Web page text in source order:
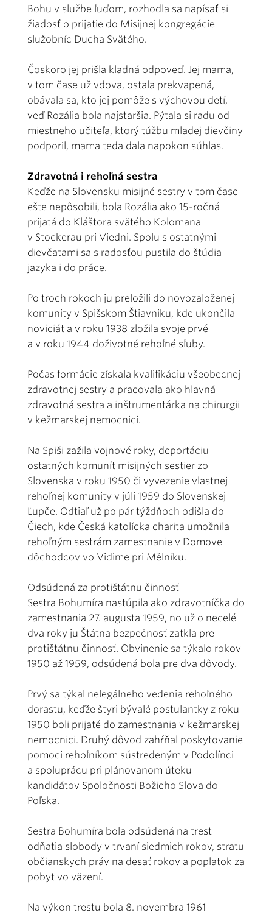
Bohu v službe ľuďom, rozhodla sa napísať si
žiadosť o prijatie do Misijnej kongregácie
služobníc Ducha Svätého.
Čoskoro jej prišla kladná odpoveď. Jej mama,
v tom čase už vdova, ostala prekvapená,
obávala sa, kto jej pomôže s výchovou detí,
veď Rozália bola najstaršia. Pýtala si radu od
miestneho učiteľa, ktorý túžbu mladej dievčiny
podporil, mama teda dala napokon súhlas.
Zdravotná i rehoľná sestra
Keďže na Slovensku misijné sestry v tom čase
ešte nepôsobili, bola Rozália ako 15-ročná
prijatá do Kláštora svätého Kolomana
v Stockerau pri Viedni. Spolu s ostatnými
dievčatami sa s radosťou pustila do štúdia
jazyka i do práce.
Po troch rokoch ju preložili do novozaloženej
komunity v Spišskom Štiavniku, kde ukončila
noviciát a v roku 1938 zložila svoje prvé
a v roku 1944 doživotné rehoľné sľuby.
Počas formácie získala kvalifikáciu všeobecnej
zdravotnej sestry a pracovala ako hlavná
zdravotná sestra a inštrumentárka na chirurgii
v kežmarskej nemocnici.
Na Spiši zažila vojnové roky, deportáciu
ostatných komunít misijných sestier zo
Slovenska v roku 1950 či vyvezenie vlastnej
rehoľnej komunity v júli 1959 do Slovenskej
Ľupče. Odtiaľ už po pár týždňoch odišla do
Čiech, kde Česká katolícka charita umožnila
rehoľným sestrám zamestnanie v Domove
dôchodcov vo Vidime pri Mělníku.
Odsúdená za protištátnu činnosť
Sestra Bohumíra nastúpila ako zdravotníčka do
zamestnania 27. augusta 1959, no už o necelé
dva roky ju Štátna bezpečnosť zatkla pre
protištátnu činnosť. Obvinenie sa týkalo rokov
1950 až 1959, odsúdená bola pre dva dôvody.
Prvý sa týkal nelegálneho vedenia rehoľného
dorastu, keďže štyri bývalé postulantky z roku
1950 boli prijaté do zamestnania v kežmarskej
nemocnici. Druhý dôvod zahŕňal poskytovanie
pomoci rehoľníkom sústredeným v Podolínci
a spoluprácu pri plánovanom úteku
kandidátov Spoločnosti Božieho Slova do
Poľska.
Sestra Bohumíra bola odsúdená na trest
odňatia slobody v trvaní siedmich rokov, stratu
občianskych práv na desať rokov a poplatok za
pobyt vo väzení.
Na výkon trestu bola 8. novembra 1961